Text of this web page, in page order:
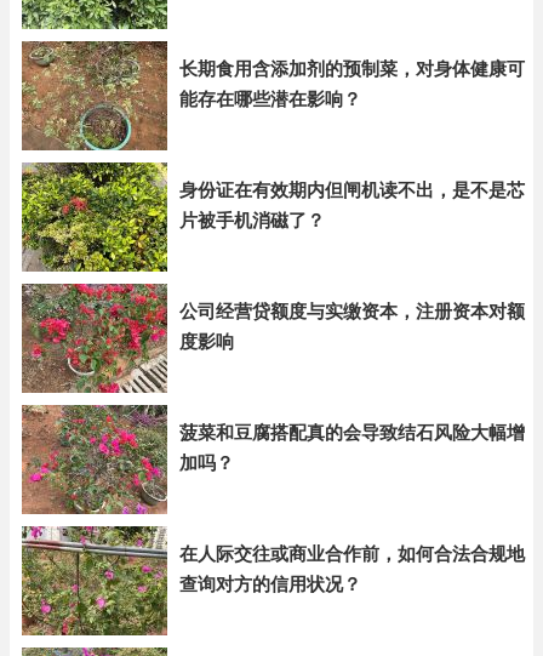
长期食用含添加剂的预制菜，对身体健康可
能存在哪些潜在影响？
身份证在有效期内但闸机读不出，是不是芯
片被手机消磁了？
公司经营贷额度与实缴资本，注册资本对额
度影响
菠菜和豆腐搭配真的会导致结石风险大幅增
加吗？
在人际交往或商业合作前，如何合法合规地
查询对方的信用状况？